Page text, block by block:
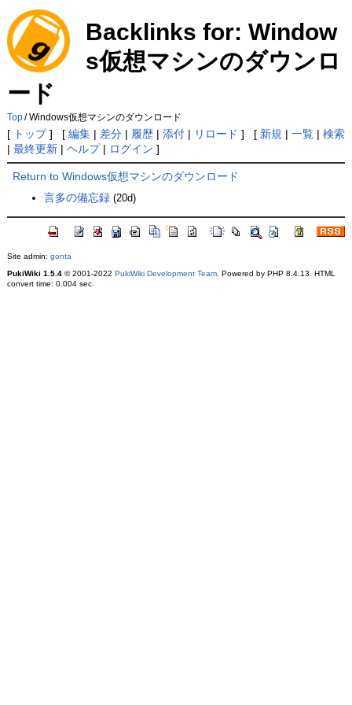
Backlinks for: Window
s仮想マシンのダウンロ
ード
Top/ Windows仮想マシンのダウンロード
[ トップ] [ 編集| 差分| 履歴| 添付| リロード ] [ 新規 | 一覧| 検索
| 最終更新| ヘルプ| ログイン ]
Return to Windows仮想マシンのダウンロード
言多の備忘録 (20d)
Site admin: gonta
PukiWiki 1.5.4© 2001-2022 PukiWiki Development Team. Powered by PHP 8.4.13. HTML
convert time: 0.004 sec.